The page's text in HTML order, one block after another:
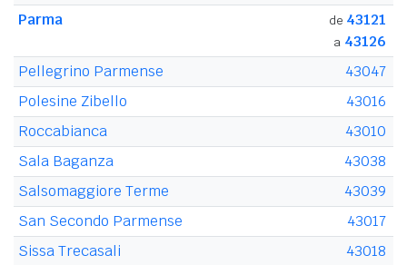
Parma
de 43121
a 43126
Pellegrino Parmense
43047
Polesine Zibello
43016
Roccabianca
43010
Sala Baganza
43038
Salsomaggiore Terme
43039
San Secondo Parmense
43017
Sissa Trecasali
43018